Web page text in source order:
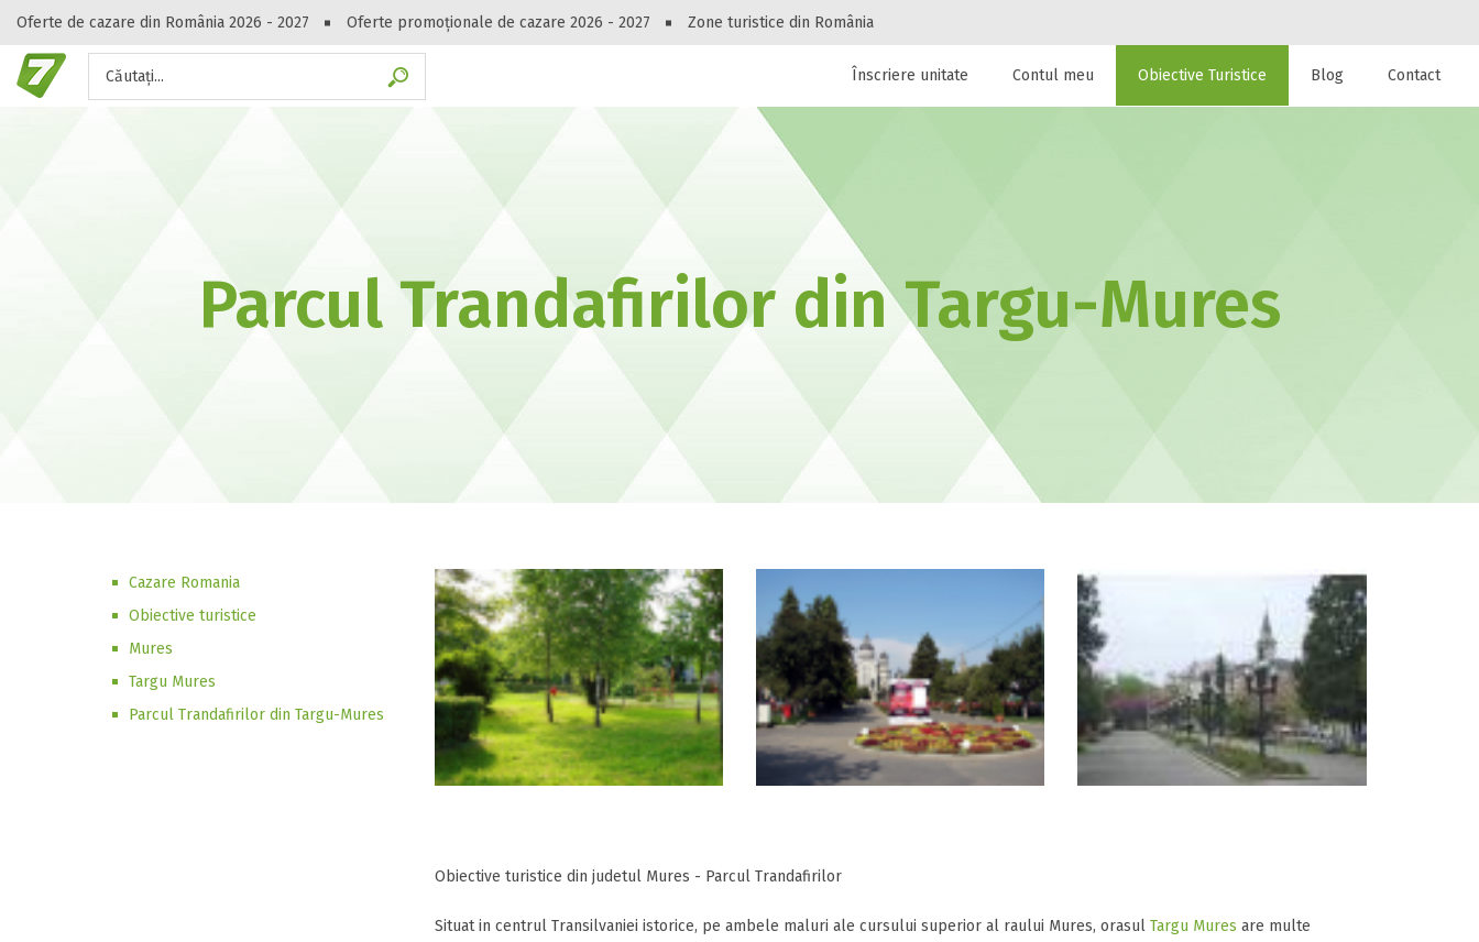
Oferte de cazare din România 2026 - 2027 Oferte promoționale de cazare 2026 - 2027 Zone turistice din România
Căutați...
Peste 10549 oferte de cazare!
Gasești hoteluri, pensiuni, vile, apartamente sau alte unitați de cazare la
cel mai bun preț.
Înscriere unitate Contul meu Obiective Turistice Blog Contact
Parcul Trandafirilor din Targu-Mures
Cazare Romania
Obiective turistice
Mures
Targu Mures
Parcul Trandafirilor din Targu-Mures
Obiective turistice din judetul Mures - Parcul Trandafirilor
Situat in centrul Transilvaniei istorice, pe ambele maluri ale cursului superior al raului Mures, orasul Targu Mures are multe